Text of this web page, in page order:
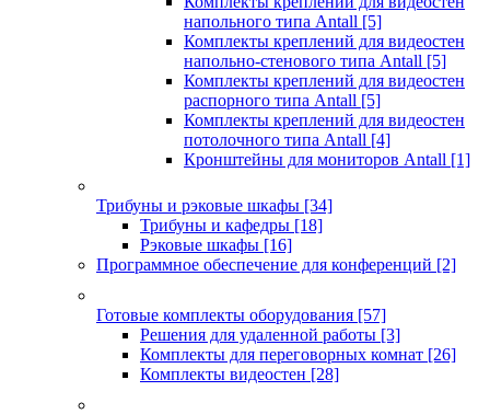
напольного типа Antall [5]
Комплекты креплений для видеостен
напольно-стенового типа Antall [5]
Комплекты креплений для видеостен
распорного типа Antall [5]
Комплекты креплений для видеостен
потолочного типа Antall [4]
Кронштейны для мониторов Antall [1]
Трибуны и рэковые шкафы [34]
Трибуны и кафедры [18]
Рэковые шкафы [16]
Программное обеспечение для конференций [2]
Готовые комплекты оборудования [57]
Решения для удаленной работы [3]
Комплекты для переговорных комнат [26]
Комплекты видеостен [28]